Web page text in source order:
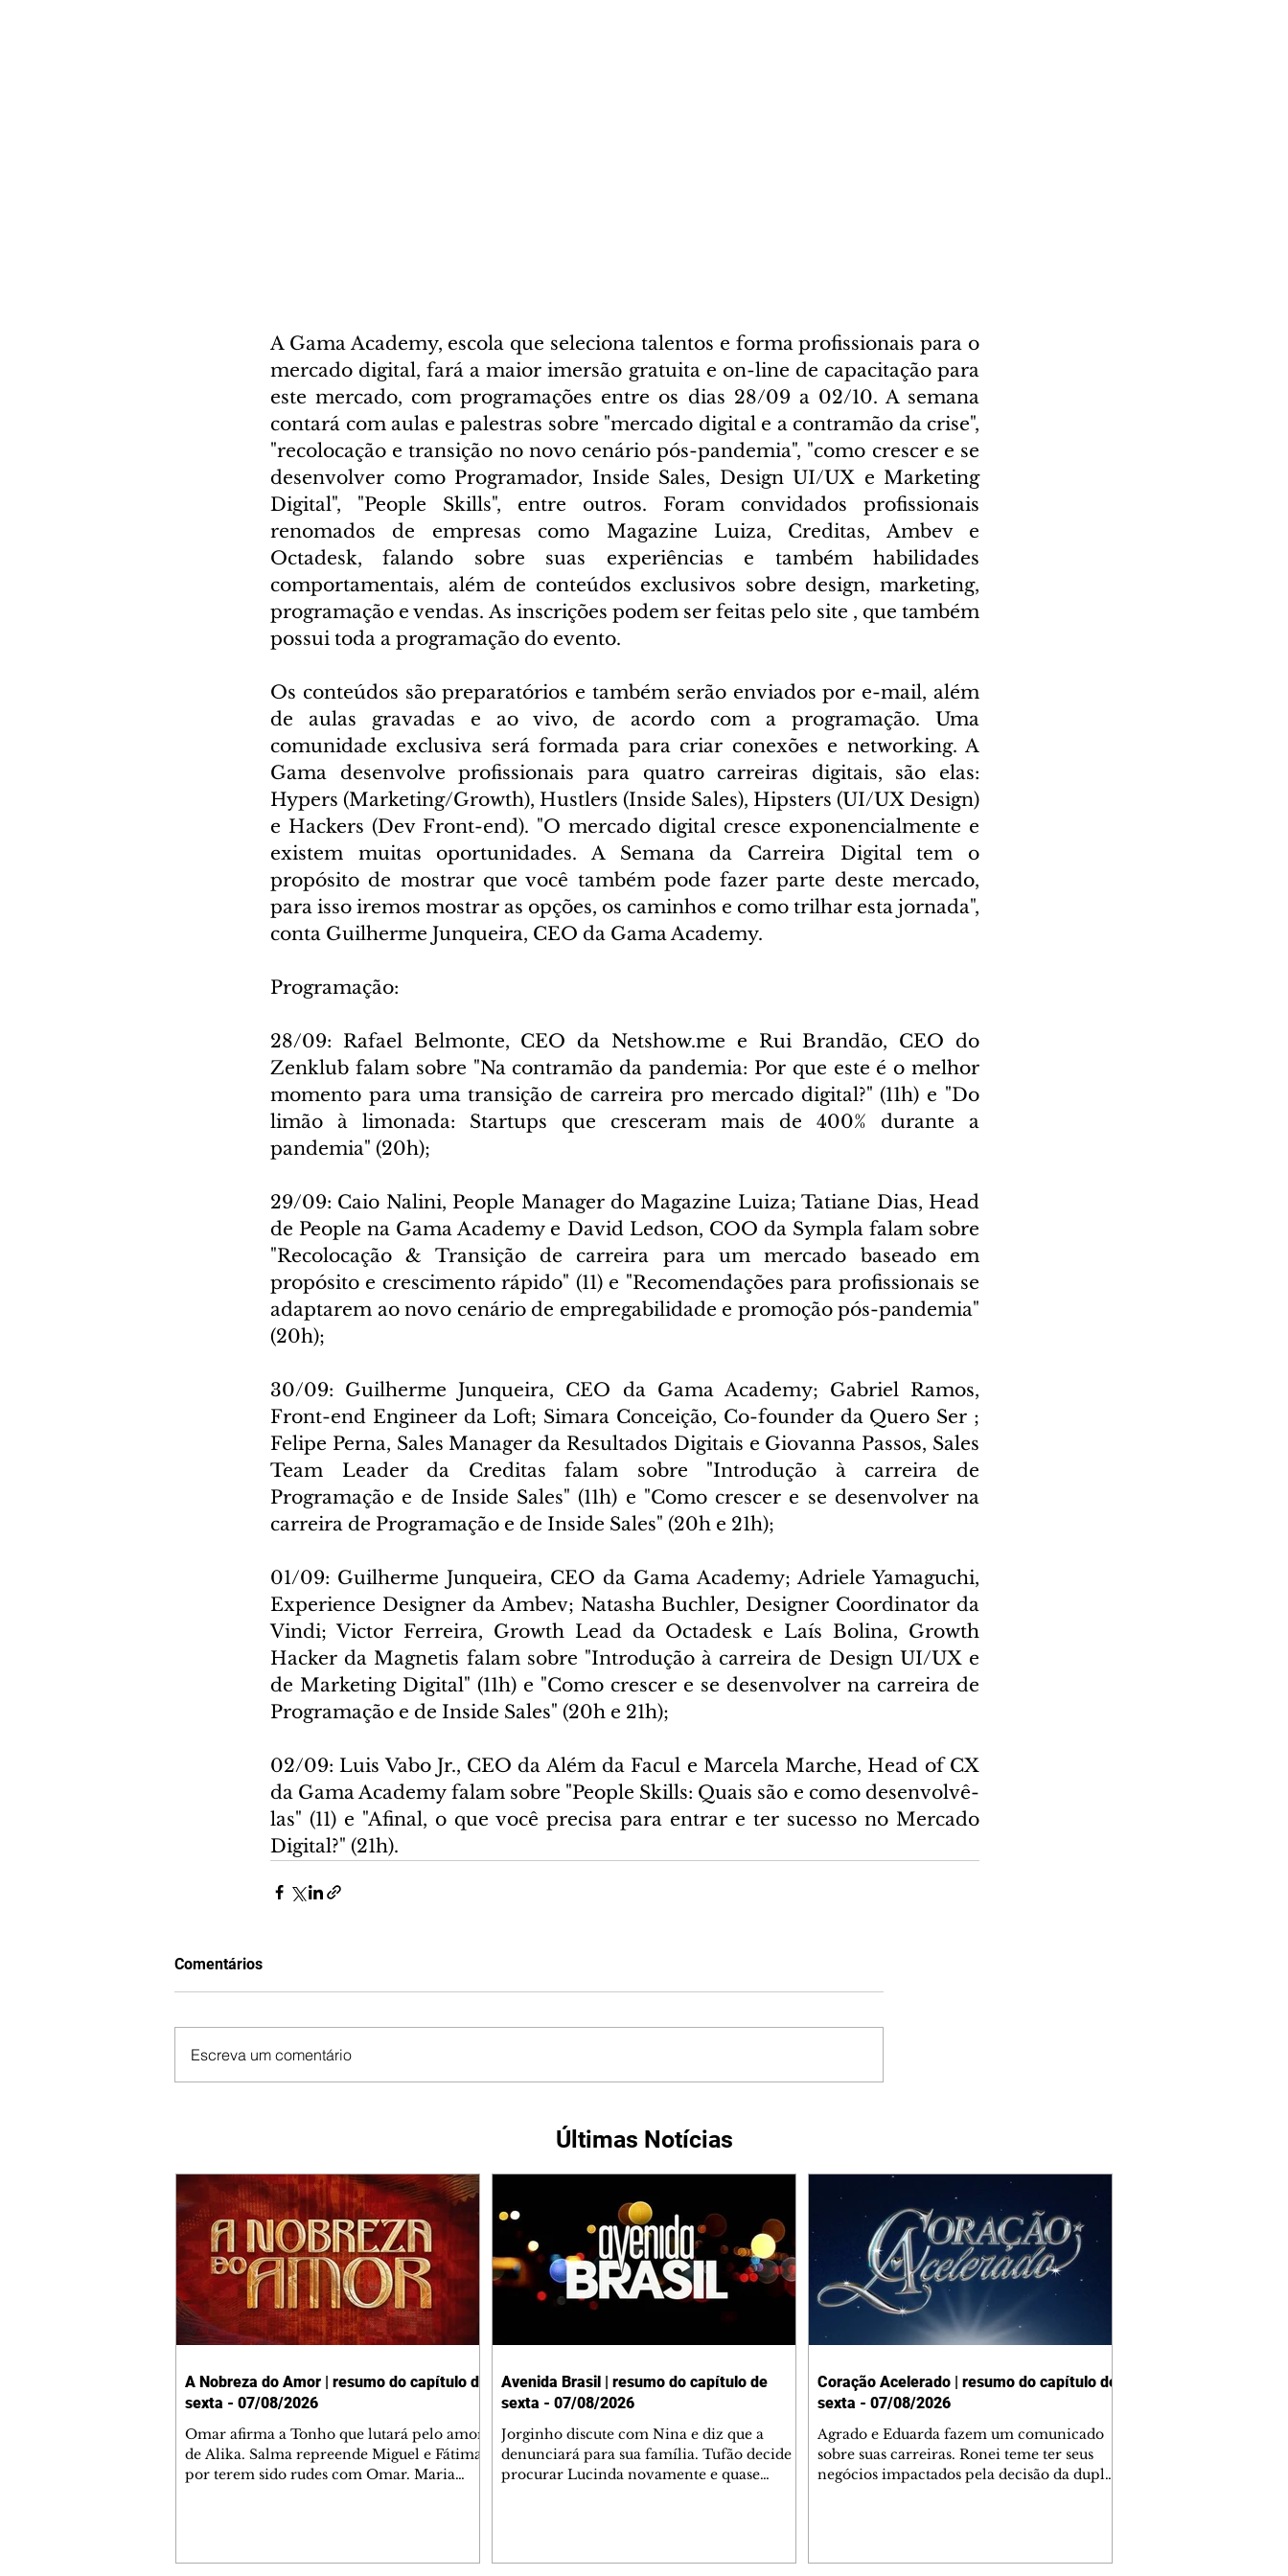
A Gama Academy, escola que seleciona talentos e forma profissionais para o
mercado digital, fará a maior imersão gratuita e on-line de capacitação para
este mercado, com programações entre os dias 28/09 a 02/10. A semana
contará com aulas e palestras sobre "mercado digital e a contramão da crise",
"recolocação e transição no novo cenário pós-pandemia", "como crescer e se
desenvolver como Programador, Inside Sales, Design UI/UX e Marketing
Digital", "People Skills", entre outros. Foram convidados profissionais
renomados de empresas como Magazine Luiza, Creditas, Ambev e
Octadesk, falando sobre suas experiências e também habilidades
comportamentais, além de conteúdos exclusivos sobre design, marketing,
programação e vendas. As inscrições podem ser feitas pelo site , que também
possui toda a programação do evento.
Os conteúdos são preparatórios e também serão enviados por e-mail, além
de aulas gravadas e ao vivo, de acordo com a programação. Uma
comunidade exclusiva será formada para criar conexões e networking. A
Gama desenvolve profissionais para quatro carreiras digitais, são elas:
Hypers (Marketing/Growth), Hustlers (Inside Sales), Hipsters (UI/UX Design)
e Hackers (Dev Front-end). "O mercado digital cresce exponencialmente e
existem muitas oportunidades. A Semana da Carreira Digital tem o
propósito de mostrar que você também pode fazer parte deste mercado,
para isso iremos mostrar as opções, os caminhos e como trilhar esta jornada",
conta Guilherme Junqueira, CEO da Gama Academy.
Programação:
28/09: Rafael Belmonte, CEO da Netshow.me e Rui Brandão, CEO do
Zenklub falam sobre "Na contramão da pandemia: Por que este é o melhor
momento para uma transição de carreira pro mercado digital?" (11h) e "Do
limão à limonada: Startups que cresceram mais de 400% durante a
pandemia" (20h);
29/09: Caio Nalini, People Manager do Magazine Luiza; Tatiane Dias, Head
de People na Gama Academy e David Ledson, COO da Sympla falam sobre
"Recolocação & Transição de carreira para um mercado baseado em
propósito e crescimento rápido" (11) e "Recomendações para profissionais se
adaptarem ao novo cenário de empregabilidade e promoção pós-pandemia"
(20h);
30/09: Guilherme Junqueira, CEO da Gama Academy; Gabriel Ramos,
Front-end Engineer da Loft; Simara Conceição, Co-founder da Quero Ser ;
Felipe Perna, Sales Manager da Resultados Digitais e Giovanna Passos, Sales
Team Leader da Creditas falam sobre "Introdução à carreira de
Programação e de Inside Sales" (11h) e "Como crescer e se desenvolver na
carreira de Programação e de Inside Sales" (20h e 21h);
01/09: Guilherme Junqueira, CEO da Gama Academy; Adriele Yamaguchi,
Experience Designer da Ambev; Natasha Buchler, Designer Coordinator da
Vindi; Victor Ferreira, Growth Lead da Octadesk e Laís Bolina, Growth
Hacker da Magnetis falam sobre "Introdução à carreira de Design UI/UX e
de Marketing Digital" (11h) e "Como crescer e se desenvolver na carreira de
Programação e de Inside Sales" (20h e 21h);
02/09: Luis Vabo Jr., CEO da Além da Facul e Marcela Marche, Head of CX
da Gama Academy falam sobre "People Skills: Quais são e como desenvolvê-
las" (11) e "Afinal, o que você precisa para entrar e ter sucesso no Mercado
Digital?" (21h).
Comentários
Escreva um comentário
Últimas Notícias
A Nobreza do Amor | resumo do capítulo de
sexta - 07/08/2026
Omar afirma a Tonho que lutará pelo amor
de Alika. Salma repreende Miguel e Fátima
por terem sido rudes com Omar. Maria
Avenida Brasil | resumo do capítulo de
sexta - 07/08/2026
Jorginho discute com Nina e diz que a
denunciará para sua família. Tufão decide
procurar Lucinda novamente e quase
Coração Acelerado | resumo do capítulo de
sexta - 07/08/2026
Agrado e Eduarda fazem um comunicado
sobre suas carreiras. Ronei teme ter seus
negócios impactados pela decisão da dupla.